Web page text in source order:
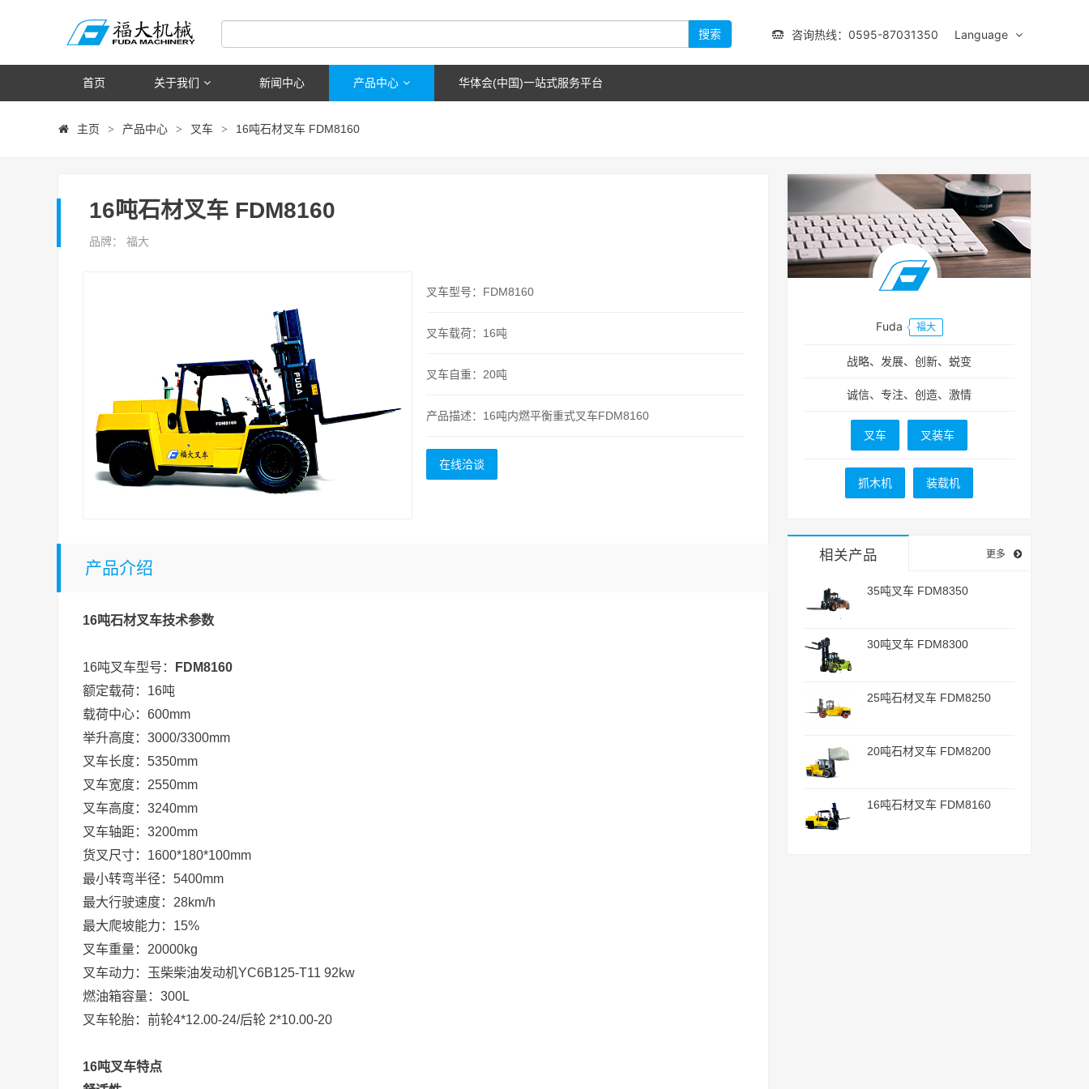
搜索 咨询热线：0595-87031350 Language
首页 关于我们 新闻中心 产品中心 华体会(中国)一站式服务平台
主页 > 产品中心 > 叉车 > 16吨石材叉车 FDM8160
16吨石材叉车 FDM8160
品牌： 福大
叉车型号：FDM8160
叉车载荷：16吨
叉车自重：20吨
产品描述：16吨内燃平衡重式叉车FDM8160
在线洽谈
产品介绍
16吨石材叉车技术参数
16吨叉车型号： FDM8160
额定载荷：16吨
载荷中心：600mm
举升高度：3000/3300mm
叉车长度：5350mm
叉车宽度：2550mm
叉车高度：3240mm
叉车轴距：3200mm
货叉尺寸：1600*180*100mm
最小转弯半径：5400mm
最大行驶速度：28km/h
最大爬坡能力：15%
叉车重量：20000kg
叉车动力：玉柴柴油发动机YC6B125-T11 92kw
燃油箱容量：300L
叉车轮胎：前轮4*12.00-24/后轮 2*10.00-20
16吨叉车特点
Fuda 福大
战略、发展、创新、蜕变
诚信、专注、创造、激情
叉车 叉装车
抓木机 装载机
相关产品 更多
35吨叉车 FDM8350
30吨叉车 FDM8300
25吨石材叉车 FDM8250
20吨石材叉车 FDM8200
16吨石材叉车 FDM8160